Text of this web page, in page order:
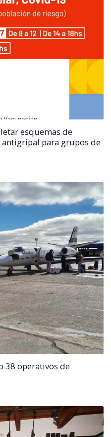
esquemas de
para grupos de
38 operativos de